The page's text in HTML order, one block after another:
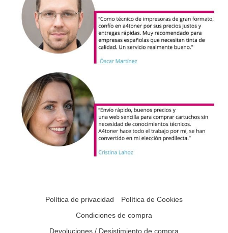
Política de privacidad
Política de Cookies
Condiciones de compra
Devoluciones / Desistimiento de compra